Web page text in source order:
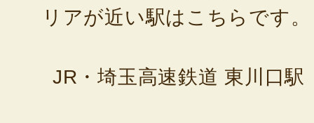
リアが近い駅はこちらです。
JR・埼玉高速鉄道 東川口駅